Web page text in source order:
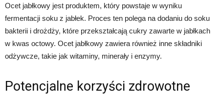
Ocet jabłkowy jest produktem, który powstaje w wyniku
fermentacji soku z jabłek. Proces ten polega na dodaniu do soku
bakterii i drożdży, które przekształcają cukry zawarte w jabłkach
w kwas octowy. Ocet jabłkowy zawiera również inne składniki
odżywcze, takie jak witaminy, minerały i enzymy.
Potencjalne korzyści zdrowotne